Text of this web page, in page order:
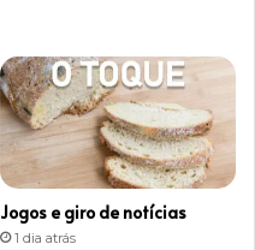
Jogos e giro de notícias
1 dia atrás